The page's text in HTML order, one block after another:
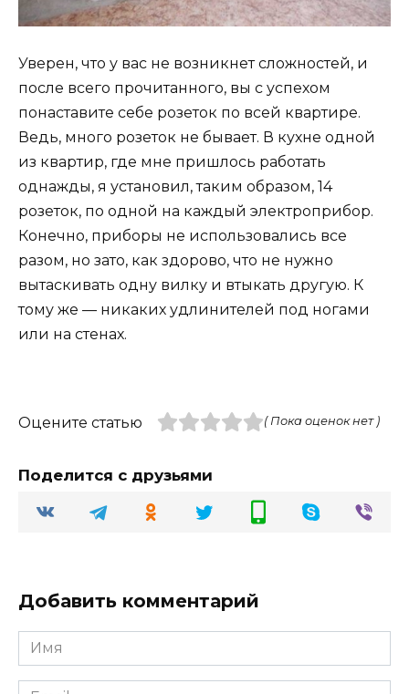
Уверен, что у вас не возникнет сложностей, и
после всего прочитанного, вы с успехом
понаставите себе розеток по всей квартире.
Ведь, много розеток не бывает. В кухне одной
из квартир, где мне пришлось работать
однажды, я установил, таким образом, 14
розеток, по одной на каждый электроприбор.
Конечно, приборы не использовались все
разом, но зато, как здорово, что не нужно
вытаскивать одну вилку и втыкать другую. К
тому же — никаких удлинителей под ногами
или на стенах.
Оцените статью ( Пока оценок нет )
Поделится с друзьями
Добавить комментарий
Имя
Email